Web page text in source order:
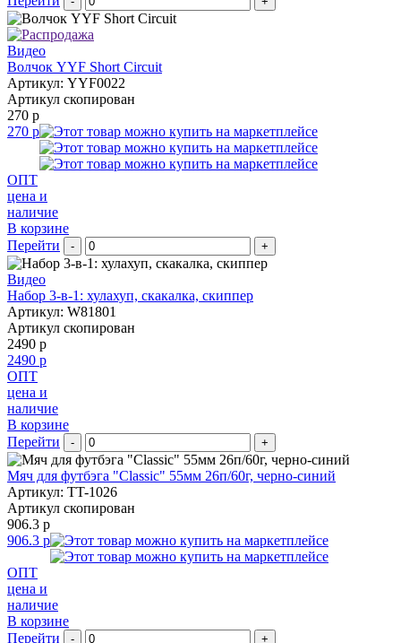
Видео
Волчок YYF Short Circuit
Артикул: YYF0022
Артикул скопирован
270 р
270 р
ОПТ
цена и
наличие
В корзине
Перейти
- +
Видео
Набор 3-в-1: хулахуп, скакалка, скиппер
Артикул: W81801
Артикул скопирован
2490 р
2490 р
ОПТ
цена и
наличие
В корзине
Перейти
- +
Мяч для футбэга "Classic" 55мм 26п/60г, черно-синий
Артикул: TT-1026
Артикул скопирован
906.3 р
906.3 р
ОПТ
цена и
наличие
В корзине
Перейти
- +